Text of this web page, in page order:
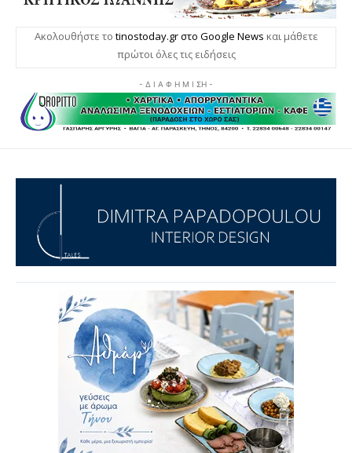
Ακολουθήστε το tinostoday.gr στο Google News και μάθετε
πρώτοι όλες τις ειδήσεις
- Δ Ι Α Φ Η Μ Ι ΣΗ -